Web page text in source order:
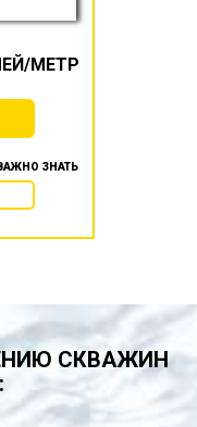
МЕТР
ЗНАТЬ
СКВАЖИН